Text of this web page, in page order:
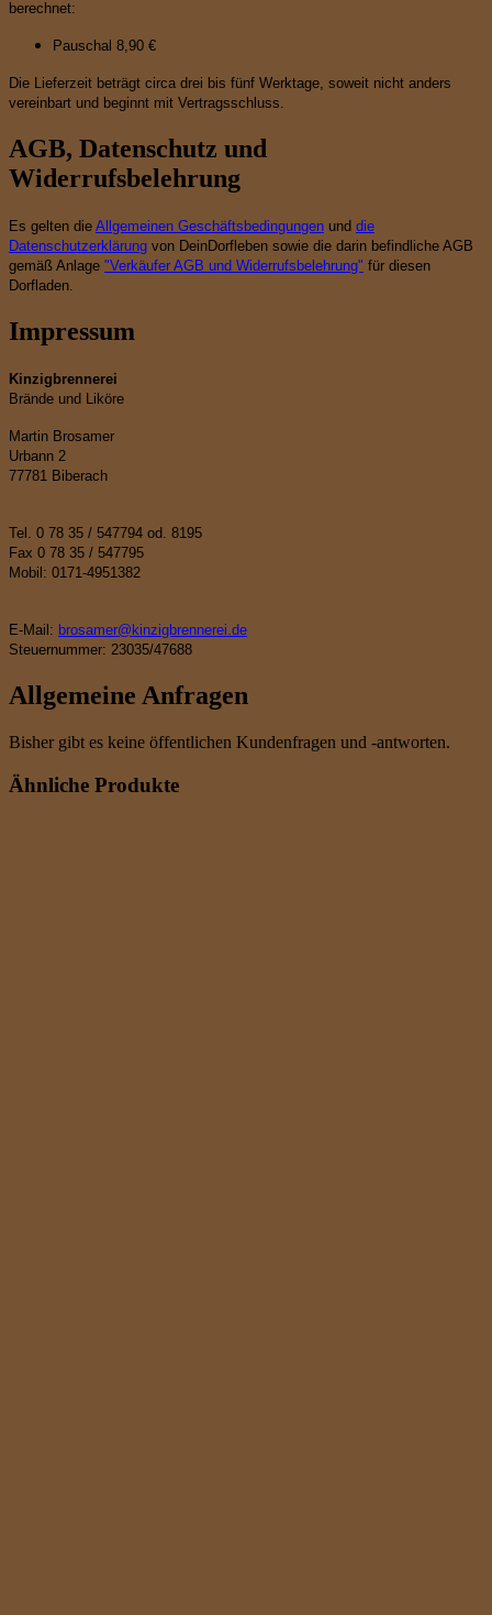
berechnet:
Pauschal 8,90 €
Die Lieferzeit beträgt circa drei bis fünf Werktage, soweit nicht anders
vereinbart und beginnt mit Vertragsschluss.
AGB, Datenschutz und
Widerrufsbelehrung
Es gelten die Allgemeinen Geschäftsbedingungen und die
Datenschutzerklärung von DeinDorfleben sowie die darin befindliche AGB
gemäß Anlage "Verkäufer AGB und Widerrufsbelehrung" für diesen
Dorfladen.
Impressum
Kinzigbrennerei
Brände und Liköre
Martin Brosamer
Urbann 2
77781 Biberach
Tel. 0 78 35 / 547794 od. 8195
Fax 0 78 35 / 547795
Mobil: 0171-4951382
E-Mail: brosamer@kinzigbrennerei.de
Steuernummer: 23035/47688
Allgemeine Anfragen
Bisher gibt es keine öffentlichen Kundenfragen und -antworten.
Ähnliche Produkte